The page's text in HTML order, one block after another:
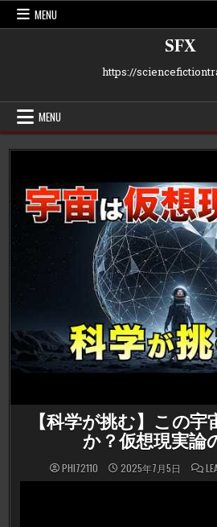
Skip
MENU
SFX
https://
MENU
【科学が挑む】この宇
か？仮想現実論
PHI72110 2025年7月5日